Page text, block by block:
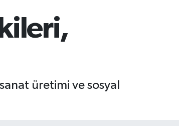
üretimi ve sosyal